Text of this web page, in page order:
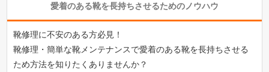
愛着のある靴を長持ちさせるためのノウハウ
靴修理に不安のある方必見！
靴修理・簡単な靴メンテナンスで愛着のある靴を長持ちさせる
ため方法を知りたくありませんか？